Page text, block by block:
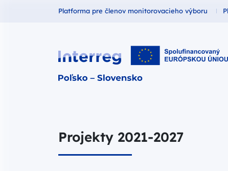
Fundusze dla
Platforma pre členov monitorovacieho výboru
Interreg Polska – Słowacja 2021-
Projekty 2021-2027